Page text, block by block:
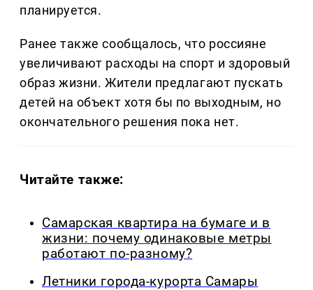
планируется.
Ранее также сообщалось, что россияне
увеличивают расходы на спорт и здоровый
образ жизни. Жители предлагают пускать
детей на объект хотя бы по выходным, но
окончательного решения пока нет.
Читайте также:
Самарская квартира на бумаге и в
жизни: почему одинаковые метры
работают по-разному?
Летники города-курорта Самары